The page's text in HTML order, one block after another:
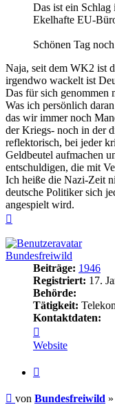
Das ist ein Schlag
Ekelhafte EU-
Schönen Tag noch
Naja, seit dem WK2 ist
irgendwo wackelt ist
Das für sich genommen
Was ich persönlich
das wir immer noch
der Kriegs- noch in der
reflektorisch, bei jeder
Geldbeutel aufmachen
entschuldigen, die mit
Ich heiße die Nazi-Zeit
deutsche Politiker sich
angespielt wird.
Bundesfreiwild
Beiträge: 1946
Registriert: 17.
Behörde:
Tätigkeit:
Kontaktdaten:
von
Bundesfreiwild
Website
Beitrag
von Bundesfreiwild »